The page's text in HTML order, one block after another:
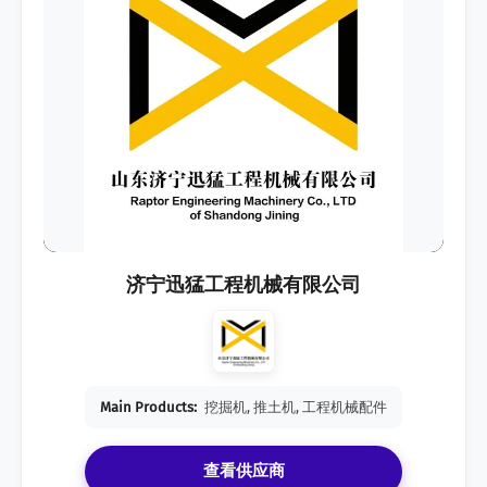
济宁迅猛工程机械有限公司
Main Products: 挖掘机, 推土机, 工程机械配件
查看供应商